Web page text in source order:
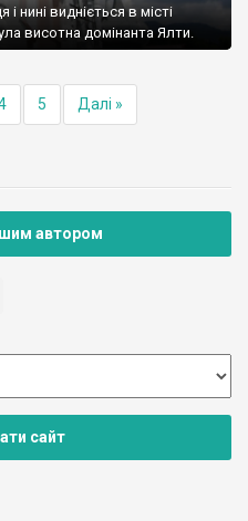
нині видніється в місті
висотна домінанта Ялти.
5 Далі »
автором
сайт